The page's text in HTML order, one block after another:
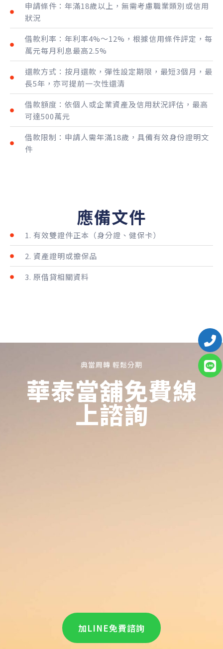
申請條件：年滿18歲以上，無需考慮職業類別或信用
狀況
借款利率：年利率4%～12%，根據信用條件評定，每
萬元每月利息最高2.5%
還款方式：按月還款，彈性設定期限，最短3個月，最
長5年，亦可提前一次性還清
借款額度：依個人或企業資產及信用狀況評估，最高
可達500萬元
借款限制：申請人需年滿18歲，具備有效身份證明文
件
應備文件
1. 有效雙證件正本（身分證、健保卡）
2. 資產證明或擔保品
3. 原借貸相關資料
典當周轉 輕鬆分期
華泰當舖免費線
上諮詢
加LINE免費諮詢